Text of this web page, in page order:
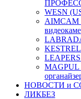
WESN
AIMCAM
MAGPUL
НОВОСТИ и
ЛИКБЕЗ